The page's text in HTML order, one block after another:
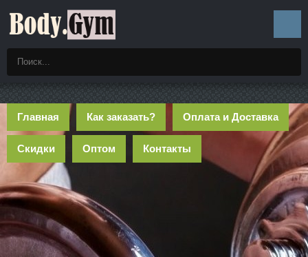
Главная Как заказать? Оплата и Доставка
Скидки Оптом Контакты